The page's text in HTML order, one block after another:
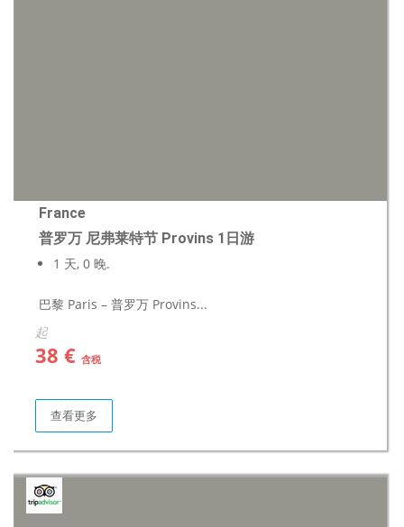
France
普罗万 尼弗莱特节 Provins 1日游
1 天, 0 晚.
巴黎 Paris – 普罗万 Provins...
起
38 € 含税
查看更多